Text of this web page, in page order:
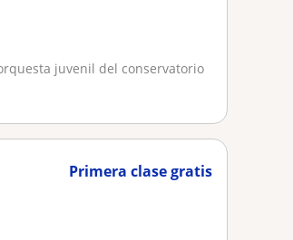
juvenil del conservatorio
Primera clase gratis